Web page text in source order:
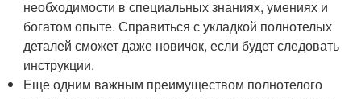
необходимости в специальных знаниях, умениях и
богатом опыте. Справиться с укладкой полнотелых
деталей сможет даже новичок, если будет следовать
инструкции.
Еще одним важным преимуществом полнотелого